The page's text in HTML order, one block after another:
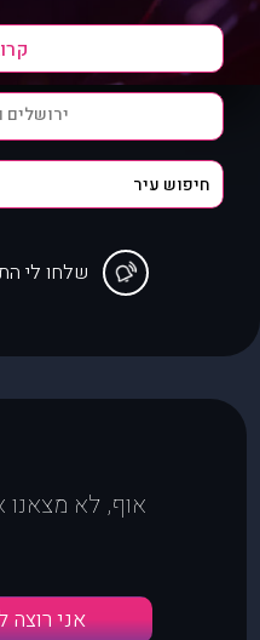
ירושלים
שלחו לי
אוף, לא
אני רוצה